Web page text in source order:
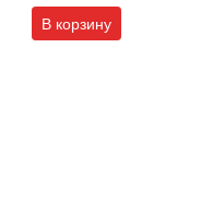
В корзину